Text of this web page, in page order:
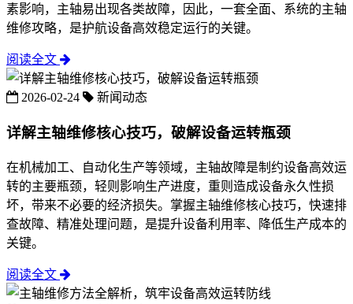
素影响，主轴易出现各类故障，因此，一套全面、系统的主轴
维修攻略，是护航设备高效稳定运行的关键。
阅读全文
2026-02-24 新闻动态
详解主轴维修核心技巧，破解设备运转瓶颈
在机械加工、自动化生产等领域，主轴故障是制约设备高效运
转的主要瓶颈，轻则影响生产进度，重则造成设备永久性损
坏，带来不必要的经济损失。掌握主轴维修核心技巧，快速排
查故障、精准处理问题，是提升设备利用率、降低生产成本的
关键。
阅读全文